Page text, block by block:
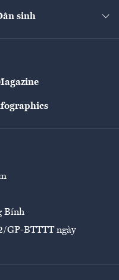
Nông sản
Giải trí
sinh
Bính
GP-BTTTT ngày